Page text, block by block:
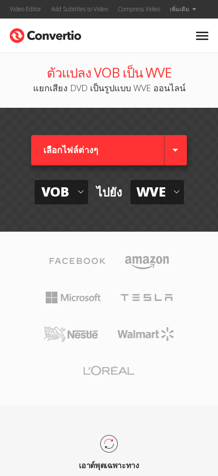
Video Editor Add Subtitles to Video Compress Video เพิ่มเติม
ตัวแปลง VOB เป็น WVE
แยกเสียง DVD เป็นรูปแบบ WVE ออนไลน์
เลือกไฟล์ต่างๆ​
VOB ไปยัง WVE
เอาต์พุตเฉพาะทาง